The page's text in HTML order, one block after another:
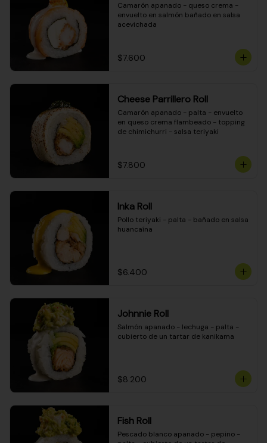
Camarón apanado - queso crema -
envuelto en salmón bañado en salsa
acevichada
$7.600
Cheese Parrillero Roll
Camarón apanado - palta - envuelto
en queso crema flambeado - topping
de chimichurri - salsa teriyaki
$7.800
Inka Roll
Pollo teriyaki - palta - bañado en salsa
huancaína
$6.400
Johnnie Roll
Salmón apanado - lechuga - palta -
cubierto de un tartar de kanikama
$8.200
Fish Roll
Pescado blanco apanado - pepino -